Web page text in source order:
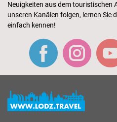
Neuigkeiten aus dem touristischen
unseren Kanälen folgen, lernen Sie
einfach kennen!